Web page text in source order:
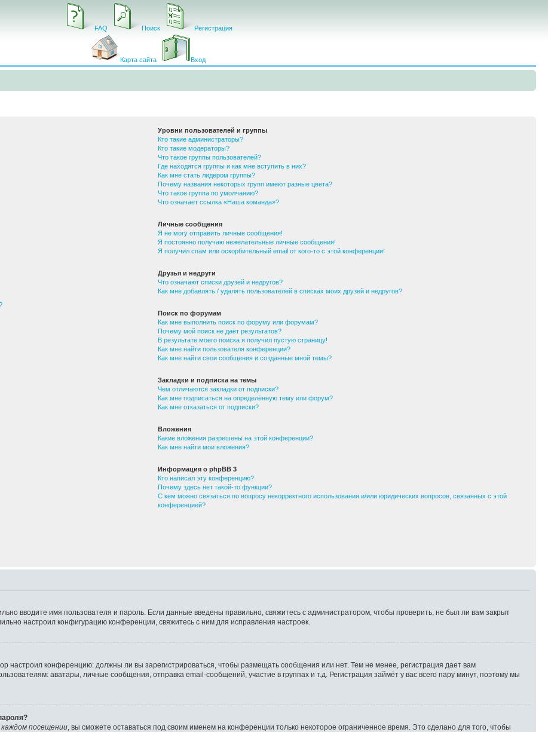
FAQ Поиск Регистрация
Карта сайта Вход
Уровни пользователей и группы
Кто такие администраторы?
Кто такие модераторы?
Что такое группы пользователей?
Где находятся группы и как мне вступить в них?
Как мне стать лидером группы?
Почему названия некоторых групп имеют разные цвета?
Что такое группа по умолчанию?
Что означает ссылка «Наша команда»?
Личные сообщения
Я не могу отправить личные сообщения!
Я постоянно получаю нежелательные личные сообщения!
Я получил спам или оскорбительный email от кого-то с этой конференции!
Друзья и недруги
Что означают списки друзей и недругов?
Как мне добавлять / удалять пользователей в списках моих друзей и недругов?
Поиск по форумам
Как мне выполнить поиск по форуму или форумам?
Почему мой поиск не даёт результатов?
В результате моего поиска я получил пустую страницу!
Как мне найти пользователя конференции?
Как мне найти свои сообщения и созданные мной темы?
Закладки и подписка на темы
Чем отличаются закладки от подписки?
Как мне подписаться на определённую тему или форум?
Как мне отказаться от подписки?
Вложения
Какие вложения разрешены на этой конференции?
Как мне найти мои вложения?
Информация о phpBB 3
Кто написал эту конференцию?
Почему здесь нет такой-то функции?
С кем можно связаться по вопросу некорректного использования и/или юридических вопросов, связанных с этой
конференцией?
вводите имя пользователя и пароль. Если данные введены правильно, свяжитесь с администратором, чтобы проверить, не был ли вам закрыт
настроил конфигурацию конференции, свяжитесь с ним для исправления настроек.
настроил конференцию: должны ли вы зарегистрироваться, чтобы размещать сообщения или нет. Тем не менее, регистрация дает вам
аватары, личные сообщения, отправка email-сообщений, участие в группах и т.д. Регистрация займёт у вас всего пару минут, поэтому мы
посещении, вы сможете оставаться под своим именем на конференции только некоторое ограниченное время. Это сделано для того, чтобы